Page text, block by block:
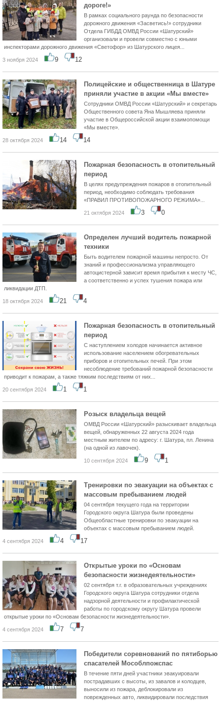
дороге!»
В рамках социального раунда по безопасности
дорожного движения «Засветись!» сотрудники
Отдела ГИБДД ОМВД России «Шатурский»
организовали и провели совместно с юными
инспекторами дорожного движения «Светофор» из Шатурского лицея...
3 ноября 2024 9 12
Полицейские и общественница в Шатуре
приняли участие в акции «Мы вместе»
Сотрудники ОМВД России «Шатурский» и секретарь
Общественного совета Яна Мышляева приняли
участие в Общероссийской акции взаимопомощи
«Мы вместе».
28 октября 2024 14 14
Пожарная безопасность в отопительный
период
В целях предупреждения пожаров в отопительный
период, необходимо соблюдать требования
«ПРАВИЛ ПРОТИВОПОЖАРНОГО РЕЖИМА»...
21 октября 2024 3 0
Определен лучший водитель пожарной
техники
Быть водителем пожарной машины непросто. От
знаний и профессионализма управляющего
автоцистерной зависит время прибытия к месту ЧС,
а соответственно и успех тушения пожара или
ликвидации ДТП.
18 октября 2024 21 4
Пожарная безопасность в отопительный
период
С наступлением холодов начинается активное
использование населением обогревательных
приборов и отопительных печей. При этом
несоблюдение требований пожарной безопасности
приводит к пожарам, а также тяжким последствиям от них...
20 сентября 2024 1 1
Розыск владельца вещей
ОМВД России «Шатурский» разыскивает владельца
вещей, обнаруженных 22 августа 2024 года
местным жителем по адресу: г. Шатура, пл. Ленина
(на одной из лавочек).
10 сентября 2024 9 1
Тренировки по эвакуации на объектах с
массовым пребыванием людей
04 сентября текущего года на территории
Городского округа Шатура были проведены
Общеобластные тренировки по эвакуации на
объектах с массовым пребыванием людей.
4 сентября 2024 4 17
Открытые уроки по «Основам
безопасности жизнедеятельности»
02 сентября т.г. в образовательных учреждениях
Городского округа Шатура сотрудники отдела
надзорной деятельности и профилактической
работы по городскому округу Шатура провели
открытые уроки по «Основам безопасности жизнедеятельности».
4 сентября 2024 7 7
Победители соревнований по пятиборью
спасателей Мособлпожспас
В течение пяти дней участники эвакуировали
пострадавших с высоты, из завалов и колодцев,
выносили из пожара, деблокировали из
поврежденных авто, ликвидировали последствия